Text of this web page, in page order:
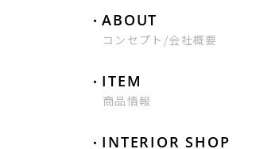
ABOUT
コンセプト/会社概要
ITEM
商品情報
INTERIOR SHOP